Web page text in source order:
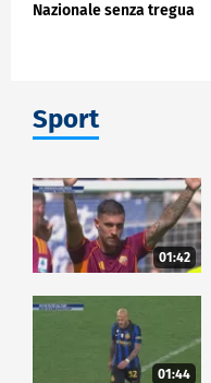
Nazionale senza tregua
Sport
01:42
01:44